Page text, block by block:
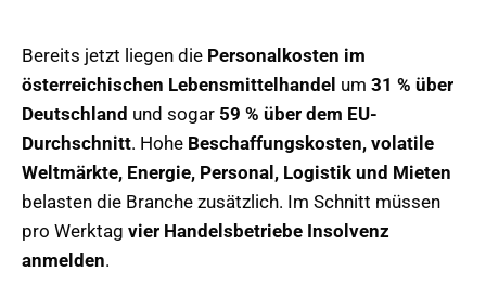
Bereits jetzt liegen die Personalkosten im
österreichischen Lebensmittelhandel um 31 % über
Deutschland und sogar 59 % über dem EU-
Durchschnitt. Hohe Beschaffungskosten, volatile
Weltmärkte, Energie, Personal, Logistik und Mieten
belasten die Branche zusätzlich. Im Schnitt müssen
pro Werktag vier Handelsbetriebe Insolvenz
anmelden.